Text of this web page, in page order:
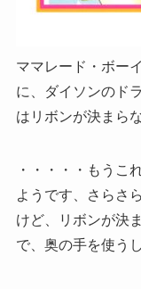
ママレード・ボー
に、
ダイソンのド
は リボンが決まら
・・・・・もうこ
ようです、さらさ
けど、リボンが決
で、奥の手を使う